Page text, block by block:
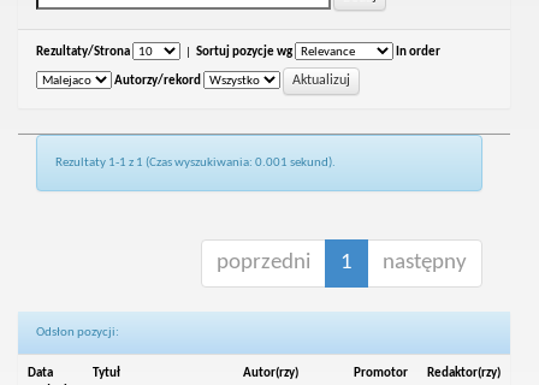
Rezultaty/Strona Sortuj pozycje wg In order
Autorzy/rekord
Rezultaty 1-1 z 1 (Czas wyszukiwania: 0.001 sekund).
poprzedni 1 następny
Odsłon pozycji:
Data Tytuł Autor(rzy) Promotor Redaktor(rzy)